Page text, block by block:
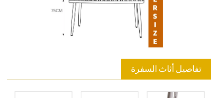
تفاصيل أثاث السفرة